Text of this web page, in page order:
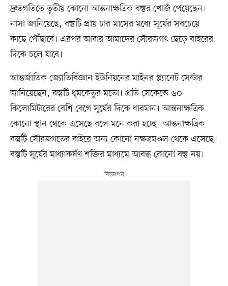
দ্রুতগতিতে তৃতীয় কোনো আন্তনাক্ষত্রিক বস্তুর খোজঁ পেয়েছেন।
নাসা জানিয়েছে, বস্তুটি প্রায় চার মাসের মধ্যে সূর্যের সবচেয়ে
কাছে পৌঁছাবে। এরপর আবার আমাদের সৌরজগৎ ছেড়ে বাইরের
দিকে চলে যাবে।
আন্তর্জাতিক জ্যোতির্বিজ্ঞান ইউনিয়নের মাইনর প্ল্যানেট সেন্টার
জানিয়েছেন, বস্তুটি ধূমকেতুর মতো। প্রতি সেকেন্ডে ৬০
কিলোমিটারের বেশি বেগে সূর্যের দিকে ধাবমান। আন্তনাক্ষত্রিক
কোনো স্থান থেকে এসেছে বলে মনে করা হচ্ছে। আন্তনাক্ষত্রিক
বস্তুটি সৌরজগতের বাইরে অন্য কোনো নক্ষত্রমণ্ডল থেকে এসেছে।
বস্তুটি সূর্যের মাধ্যাকর্ষণ শক্তির মাধ্যমে আবদ্ধ কোনো বস্তু নয়।